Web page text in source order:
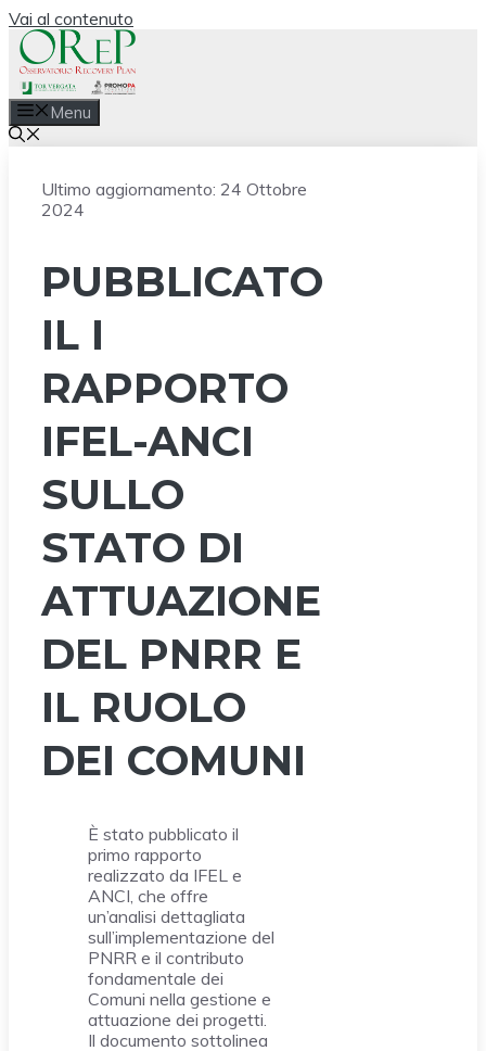
Vai al contenuto
Menu
Ultimo aggiornamento: 24 Ottobre
2024
PUBBLICATO
IL I
RAPPORTO
IFEL-ANCI
SULLO
STATO DI
ATTUAZIONE
DEL PNRR E
IL RUOLO
DEI COMUNI
È stato pubblicato il
primo rapporto
realizzato da IFEL e
ANCI, che offre
un’analisi dettagliata
sull’implementazione del
PNRR e il contributo
fondamentale dei
Comuni nella gestione e
attuazione dei progetti.
Il documento sottolinea